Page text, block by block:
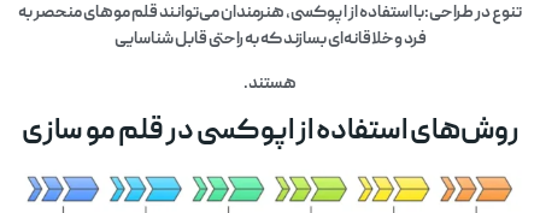
تنوع در طراحی:با استفاده از اپوکسی، هنرمندان می‌توانند قلم موهای منحصر به
فرد وخلاقانه‌ای بسازند که به راحتی قابل شناسایی
هستند.
روش‌های استفاده از اپوکسی در قلم مو سازی